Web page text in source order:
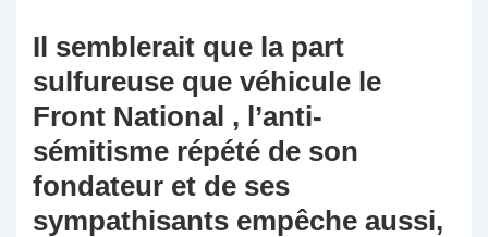
Il semblerait que la part
sulfureuse que véhicule le
Front National , l’anti-
sémitisme répété de son
fondateur et de ses
sympathisants empêche aussi,